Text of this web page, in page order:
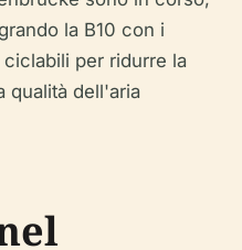
la B10 con i
per ridurre la
qualità dell'aria